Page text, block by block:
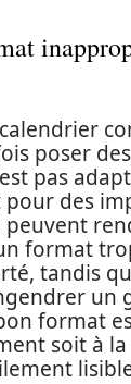
calendrier
poser
pas
des
format
tandis
un
format
soit à